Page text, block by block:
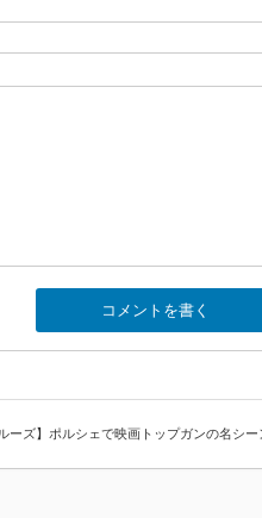
ーズ】ポルシェで映画トップガンの名シー